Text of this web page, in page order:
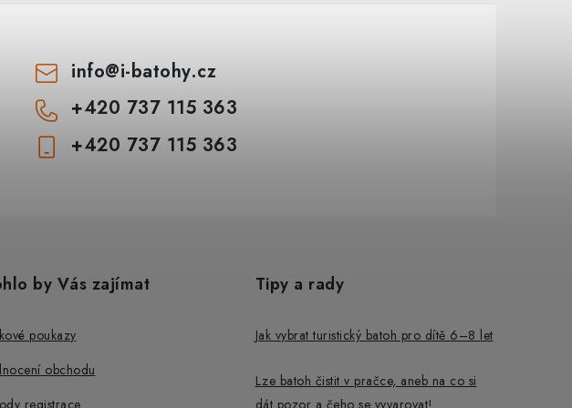
info@i-batohy.cz
+420 737 115 363
+420 737 115 363
by Vás zajímat
poukazy
obchodu
Tipy a rady
Jak vybrat turistický batoh pro dítě 6–8 let
Lze batoh čistit v pračce, aneb na co si